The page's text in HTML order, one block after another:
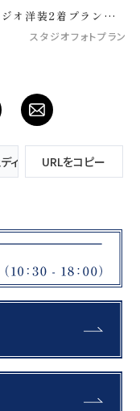
オ洋装2着プラン～お
子様も一緒に～
スタジオフォトプラン
ングドレス-スタジオ撮
URLをコピー